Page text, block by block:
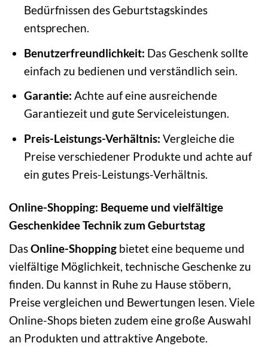
Bedürfnissen des Geburtstagskindes
entsprechen.
Benutzerfreundlichkeit: Das Geschenk sollte
einfach zu bedienen und verständlich sein.
Garantie: Achte auf eine ausreichende
Garantiezeit und gute Serviceleistungen.
Preis-Leistungs-Verhältnis: Vergleiche die
Preise verschiedener Produkte und achte auf
ein gutes Preis-Leistungs-Verhältnis.
Online-Shopping: Bequeme und vielfältige
Geschenkidee Technik zum Geburtstag
DasOnline-Shopping bietet eine bequeme und
vielfältige Möglichkeit, technische Geschenke zu
finden. Du kannst in Ruhe zu Hause stöbern,
Preise vergleichen und Bewertungen lesen. Viele
Online-Shops bieten zudem eine große Auswahl
an Produkten und attraktive Angebote.